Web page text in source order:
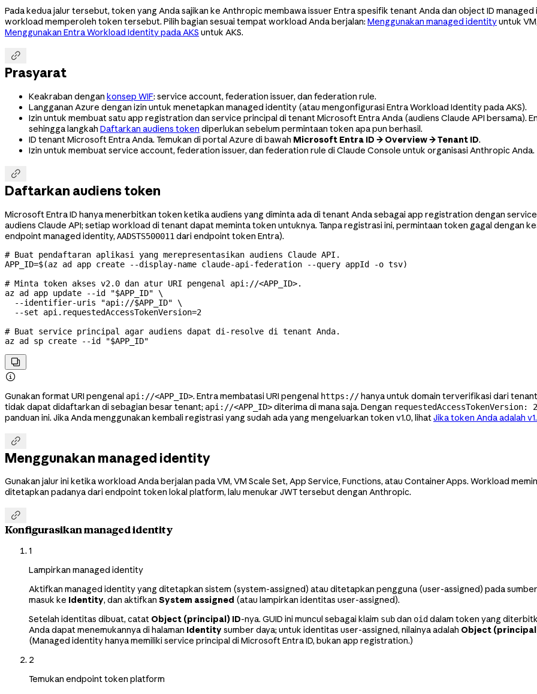
Pada kedua jalur tersebut, token yang Anda sajikan ke Anthropic membawa issuer Entra spesifik tenant Anda dan object ID
workload memperoleh token tersebut. Pilih bagian sesuai tempat workload Anda berjalan: Menggunakan managed identityuntuk
Menggunakan Entra Workload Identity pada AKS untuk AKS.

Prasyarat
Keakraban dengan konsep WIF: service account, federation issuer, dan federation rule.
Langganan Azure dengan izin untuk menetapkan managed identity (atau mengonfigurasi Entra Workload Identity pada AKS).
Izin untuk membuat satu app registration dan service principal di tenant Microsoft Entra Anda (audiens Claude API bersama).
sehingga langkah Daftarkan audiens token diperlukan sebelum permintaan token apa pun berhasil.
ID tenant Microsoft Entra Anda. Temukan di portal Azure di bawah Microsoft Entra ID → Overview → Tenant ID.
Izin untuk membuat service account, federation issuer, dan federation rule di Claude Console untuk organisasi Anthropic Anda.

Daftarkan audiens token
Microsoft Entra ID hanya menerbitkan token ketika audiens yang diminta ada di tenant Anda sebagai app registration dengan
audiens Claude API; setiap workload di tenant dapat meminta token untuknya. Tanpa registrasi ini, permintaan token gagal dengan
endpoint managed identity, AADSTS500011 dari endpoint token Entra).
# Buat pendaftaran aplikasi yang merepresentasikan audiens Claude API.
APP_ID=$(az ad app create --display-name claude-api-federation --query appId -o tsv)
# Minta token akses v2.0 dan atur URI pengenal api://<APP_ID>.
az ad app update --id "$APP_ID" \
  --identifier-uris
"api://$APP_ID" \
  --set
api.requestedAccessTokenVersion=2
# Buat service principal agar audiens dapat di-resolve di tenant Anda.
az ad sp create --id "$APP_ID"


Gunakan format URI pengenal api://<APP_ID>. Entra membatasi URI pengenal https://hanya untuk domain terverifikasi dari
tidak dapat didaftarkan di sebagian besar tenant; api://<APP_ID>diterima di mana saja. Dengan requestedAccessTokenVersion: 2
panduan ini. Jika Anda menggunakan kembali registrasi yang sudah ada yang mengeluarkan token v1.0, lihat Jika token Anda adalah

Menggunakan managed identity
Gunakan jalur ini ketika workload Anda berjalan pada VM, VM Scale Set, App Service, Functions, atau Container Apps. Workload
ditetapkan padanya dari endpoint token lokal platform, lalu menukar JWT tersebut dengan Anthropic.

Konfigurasikan managed identity
1
Lampirkan managed identity
Aktifkan managed identity yang ditetapkan sistem (system-assigned) atau ditetapkan pengguna (user-assigned) pada
masuk ke Identity, dan aktifkan System assigned (atau lampirkan identitas user-assigned).
Setelah identitas dibuat, catat Object (principal) ID-nya. GUID ini muncul sebagai klaim subdan oid dalam token yang
Anda dapat menemukannya di halaman Identitysumber daya; untuk identitas user-assigned, nilainya adalah Object
(Managed identity hanya memiliki service principal di Microsoft Entra ID, bukan app registration.)
2
Temukan endpoint token platform